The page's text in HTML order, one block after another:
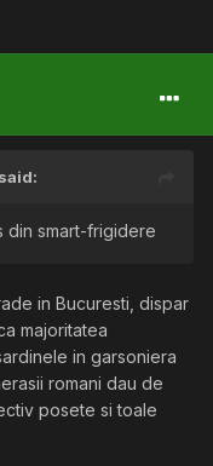
said:
din smart-frigidere
in Bucuresti, dispar
majoritatea
in garsoniera
romani dau de
posete si toale